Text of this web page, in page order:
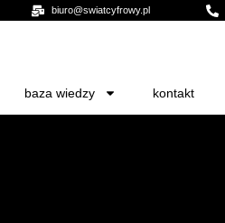
biuro@swiatcyfrowy.pl
baza wiedzy kontakt